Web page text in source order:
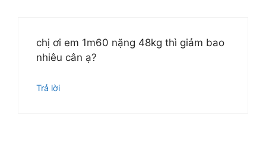
chị ơi em 1m60 nặng 48kg thì giảm bao
nhiêu cân ạ?
Trả lời